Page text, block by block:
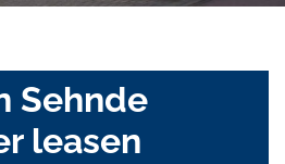
Sehnde
leasen